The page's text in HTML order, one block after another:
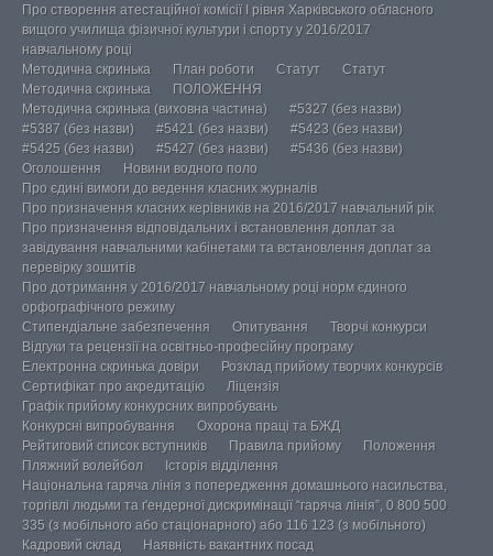
Про створення атестаційної комісії І рівня Харківського обласного
вищого училища фізичної культури і спорту у 2016/2017
навчальному році
Методична скринька
План роботи Статут
Статут
Методична скринька
ПОЛОЖЕННЯ
Методична скринька (виховна частина)
#5327 (без назви)
#5387 (без назви)
#5421 (без назви)
#5423 (без назви)
#5425 (без назви)
#5427 (без назви)
#5436 (без назви)
Оголошення
Новини водного поло
Про єдині вимоги до ведення класних журналів
Про призначення класних керівників на 2016/2017 навчальний рік
Про призначення відповідальних і встановлення доплат за
завідування навчальними кабінетами та встановлення доплат за
перевірку зошитів
Про дотримання у 2016/2017 навчальному році норм єдиного
орфографічного режиму
Стипендіальне забезпечення
Опитування
Творчі конкурси
Відгуки та рецензії на освітньо-професійну програму
Електронна скринька довіри
Розклад прийому творчих конкурсів
Сертифікат про акредитацію
Ліцензія
Графік прийому конкурсних випробувань
Конкурсні випробування
Охорона праці та БЖД
Рейтиговий список вступників
Правила прийому
Положення
Пляжний волейбол
Історія відділення
Національна гаряча лінія з попередження домашнього насильства,
торгівлі людьми та ґендерної дискримінації “гаряча лінія”, 0 800 500
335 (з мобільного або стаціонарного) або 116 123 (з мобільного)
Кадровий склад
Наявність вакантних посад